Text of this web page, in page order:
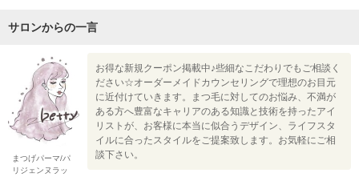
サロンからの一言
まつげパーマ/パ
リジェンヌラッ
お得な新規クーポン掲載中♪些細なこだわりでもご相談く
ださい☆オーダーメイドカウンセリングで理想のお目元
に近付けていきます。まつ毛に対してのお悩み、不満が
ある方へ豊富なキャリアのある知識と技術を持ったアイ
リストが、お客様に本当に似合うデザイン、ライフスタ
イルに合ったスタイルをご提案致します。お気軽にご相
談下さい。